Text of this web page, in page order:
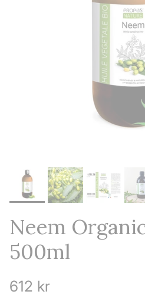
Neem
500ml
Ordinarie pris
612 kr